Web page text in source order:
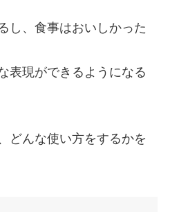
し、食事はおいしかった
表現ができるようになる
どんな使い方をするかを